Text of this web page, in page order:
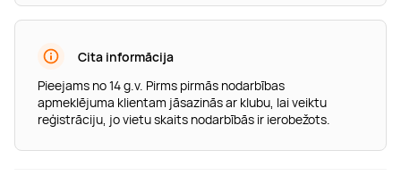
Cita informācija
Pieejams no 14 g.v. Pirms pirmās nodarbības
apmeklējuma klientam jāsazinās ar klubu, lai veiktu
reģistrāciju, jo vietu skaits nodarbībās ir ierobežots.